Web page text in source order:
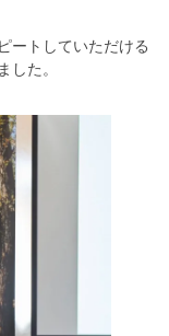
ートしていただける
した。